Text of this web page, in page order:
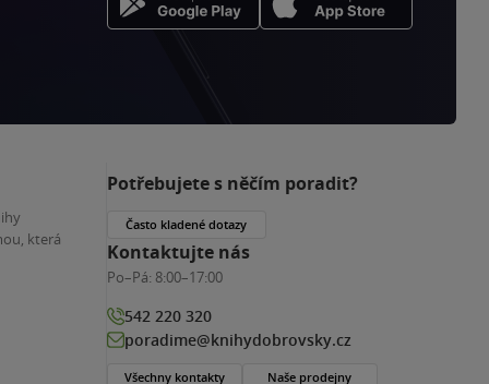
která
Potřebujete s něčím poradit?
Často kladené dotazy
Kontaktujte nás
Po–Pá: 8:00–17:00
542 220 320
poradime@knihydobrovsky.cz
Všechny kontakty Naše prodejny